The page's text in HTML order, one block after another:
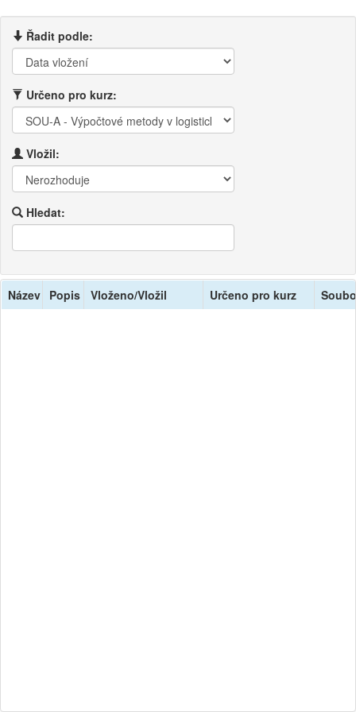
Řadit podle:
Určeno pro kurz:
Vložil:
Hledat:
Název Popis Vloženo/Vložil Určeno pro kurz